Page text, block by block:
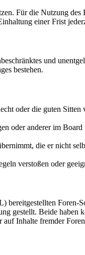
Für die Nutzung
einer Frist
und
bestehen.
oder die guten
oder anderer im
die er nicht
verstoßen oder
gestellt. Beide
Inhalte fremder